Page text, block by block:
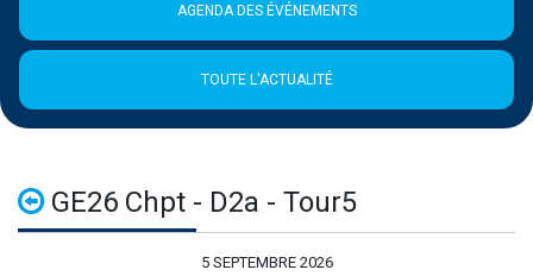
AGENDA DES ÉVÉNEMENTS
TOUTE L'ACTUALITÉ
GE26 Chpt - D2a - Tour5
5 SEPTEMBRE 2026